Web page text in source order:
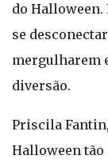
do
se
mergulharem
diversão.
Priscila
Halloween tão